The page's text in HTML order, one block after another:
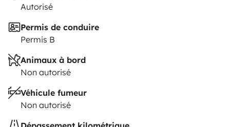
Autorisé
Permis de conduire
Permis B
Animaux à bord
Non autorisé
Véhicule fumeur
Non autorisé